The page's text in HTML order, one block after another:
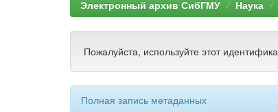
Электронный архив СибГМУ Наука
Пожалуйста, используйте этот
Полная запись метаданных